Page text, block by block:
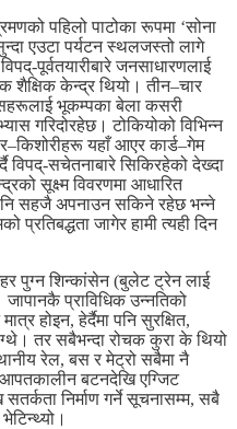
पहिलो पाटोका रूपमा ‘सोना
एउटा पर्यटन स्थलजस्तो लागे
पूर्वतयारीबारे जनसाधारणलाई
शैक्षिक केन्द्र थियो। तीन–चार
भूकम्पका बेला कसरी
गरिदोरहेछ। टोकियोको विभिन्न
यहाँ आएर कार्ड–गेम
सचेतनाबारे सिकिरहेको देख्दा
सूक्ष्म विवरणमा आधारित
सहजै अपनाउन सकिने रहेछ भन्ने
प्रतिबद्धता जागेर हामी त्यही दिन
पुग्न शिन्कांसेन (बुलेट ट्रेन लाई
प्राविधिक उन्नतिको
होइन, हेर्दैमा पनि सुरक्षित,
तर सबैभन्दा रोचक कुरा के थियो
रेल, बस र मेट्रो सबैमा नै
आपतकालीन बटनदेखि एग्जिट
निर्माण गर्ने सूचनासम्म, सबै